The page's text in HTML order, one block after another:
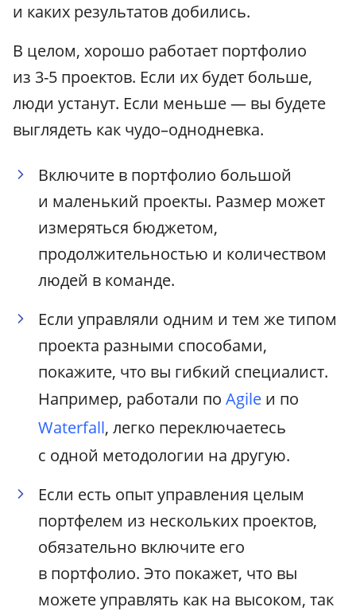
и каких результатов добились.
В целом, хорошо работает портфолио
из 3-5 проектов. Если их будет больше,
люди устанут. Если меньше — вы будете
выглядеть как чудо–однодневка.
Включите в портфолио большой
и маленький проекты. Размер может
измеряться бюджетом,
продолжительностью и количеством
людей в команде.
Если управляли одним и тем же типом
проекта разными способами,
покажите, что вы гибкий специалист.
Например, работали по Agile и по
Waterfall, легко переключаетесь
с одной методологии на другую.
Если есть опыт управления целым
портфелем из нескольких проектов,
обязательно включите его
в портфолио. Это покажет, что вы
можете управлять как на высоком, так